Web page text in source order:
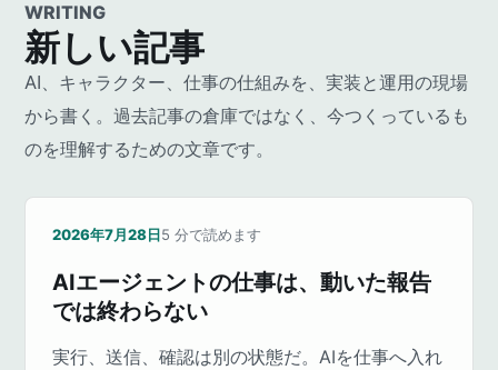
WRITING
新しい記事
AI、キャラクター、仕事の仕組みを、実装と運用の現場
から書く。過去記事の倉庫ではなく、今つくっているも
のを理解するための文章です。
2026年7月28日5 分で読めます
AIエージェントの仕事は、動いた報告
では終わらない
実行、送信、確認は別の状態だ。AIを仕事へ入れ